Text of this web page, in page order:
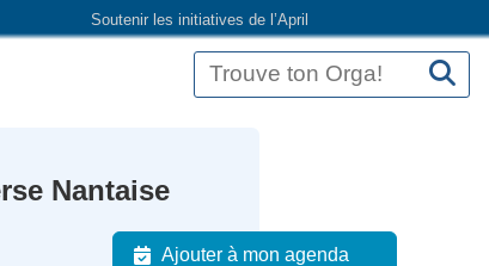
Soutenir les initiatives de l’April
Nantaise
Ajouter à mon agenda